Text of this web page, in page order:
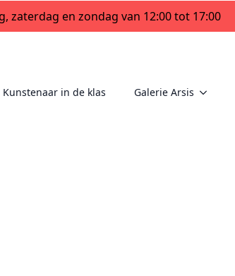
zaterdag en zondag van 12:00 tot 17:00
Kunstenaar in de klas Galerie Arsis